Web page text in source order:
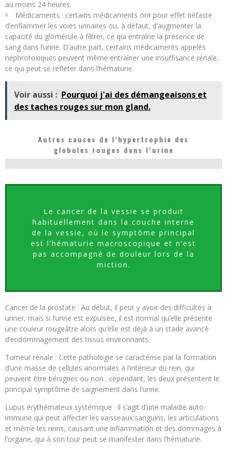
au moins 24 heures.
Médicaments : certains médicaments ont pour effet néfaste
d’enflammer les voies urinaires ou, à défaut, d’augmenter la
capacité du glomérule à filtrer, ce qui entraîne la présence de
sang dans l’urine. D’autre part, certains médicaments appelés
néphrotoxiques peuvent même entraîner une insuffisance rénale,
ce qui peut se refléter dans l’hématurie.
Voir aussi : Pourquoi j'ai des démangeaisons et
des taches rouges sur mon gland.
Autres causes de l’hypertrophie des
globules rouges dans l’urine
Le cancer de la vessie se produit
habituellement dans la couche interne
de la vessie, où le symptôme principal
est l’hématurie macroscopique et n’est
pas accompagné de douleur lors de la
miction.
Cancer de la prostate : Au début, il peut y avoir des difficultés à
uriner, mais si l’urine est expulsée, il est normal qu’elle présente
une couleur rougeâtre alors qu’elle est déjà à un stade avancé
d’endommagement des tissus environnants.
Tumeur rénale : Cette pathologie se caractérise par la formation
d’une masse de cellules anormales à l’intérieur du rein, qui
peuvent être bénignes ou non ; cependant, les deux présentent le
principal symptôme de saignement dans l’urine.
Lupus érythémateux systémique : il s’agit d’une maladie auto-
immune qui peut affecter les vaisseaux sanguins, les articulations
et même les reins, causant une inflammation et des dommages à
l’organe, qui à son tour peut se manifester dans l’hématurie.